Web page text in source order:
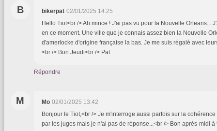
B bikerpat 02/01/2025 14:25
Hello Tiot<br /> Ah mince ! J'ai pas vu pour la Nouvelle Orleans...
en ce moment. Une ville que je connais assez bien la Nouvelle
d'amerlocke d'origine française la bas. Je me suis régalé avec
<br /> Bon Jeudi<br /> Pat
Répondre
M Mo 02/01/2025 13:42
Bonjour le Tiot,<br /> Je m'interroge aussi parfois sur la
par les juges mais je n'ai pas de réponse...<br /> Bon après-midi à